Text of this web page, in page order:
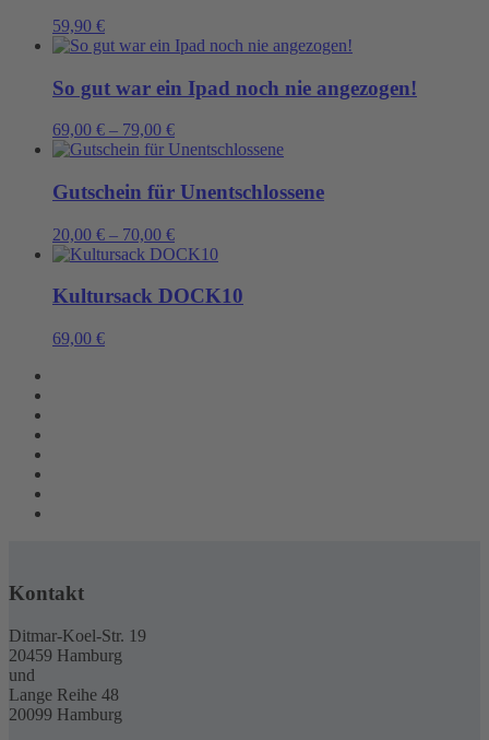
59,90 €
So gut war ein Ipad noch nie angezogen!
69,00 € – 79,00 €
Gutschein für Unentschlossene
20,00 € – 70,00 €
Kultursack DOCK10
69,00 €
Kontakt
Ditmar-Koel-Str. 19
20459 Hamburg
und
Lange Reihe 48
20099 Hamburg